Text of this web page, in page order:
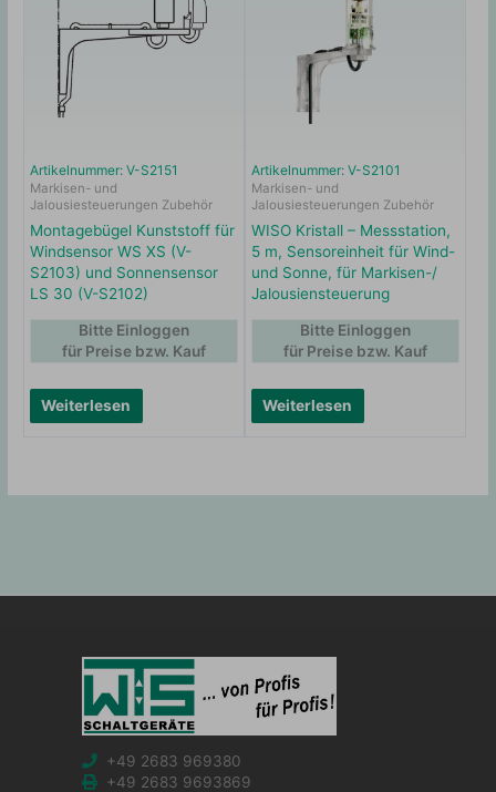
Artikelnummer: V-S2151
Markisen- und
Jalousiesteuerungen Zubehör
Montagebügel Kunststoff für
Windsensor WS XS (V-
S2103) und Sonnensensor
LS 30 (V-S2102)
Weiterlesen
Bitte Einloggen
für Preise bzw. Kauf
Artikelnummer: V-S2101
Markisen- und
Jalousiesteuerungen Zubehör
WISO Kristall – Messstation,
5 m, Sensoreinheit für Wind-
und Sonne, für Markisen-/
Jalousiensteuerung
Weiterlesen
Bitte Einloggen
für Preise bzw. Kauf
+49 2683 969380
+49 2683 9693869